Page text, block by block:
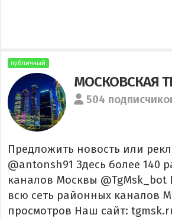
публичный
МОСКОВСКАЯ
504
Предложить новость или
@antonsh91 Здесь более 140
каналов Москвы @TgMsk_bot
всю сеть районных каналов
просмотров Наш сайт: